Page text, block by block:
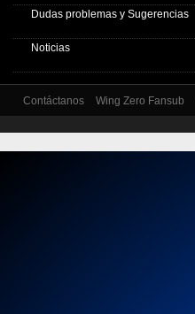
Dudas problemas y Sugerencias
Noticias
Contáctanos Wing Zero Fansub